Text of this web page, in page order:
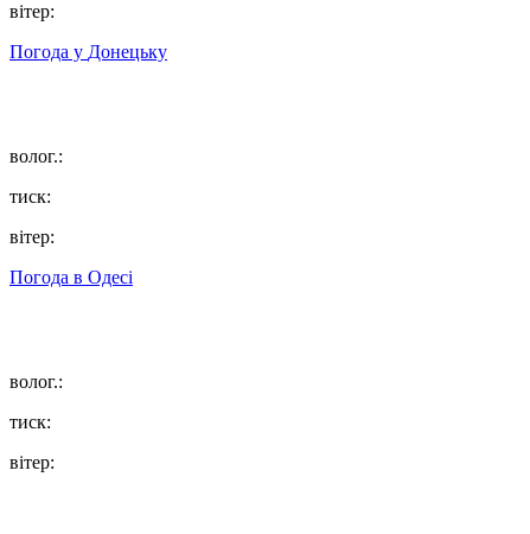
вітер:
Погода у Донецьку
волог.:
тиск:
вітер:
Погода в Одесі
волог.:
тиск:
вітер: